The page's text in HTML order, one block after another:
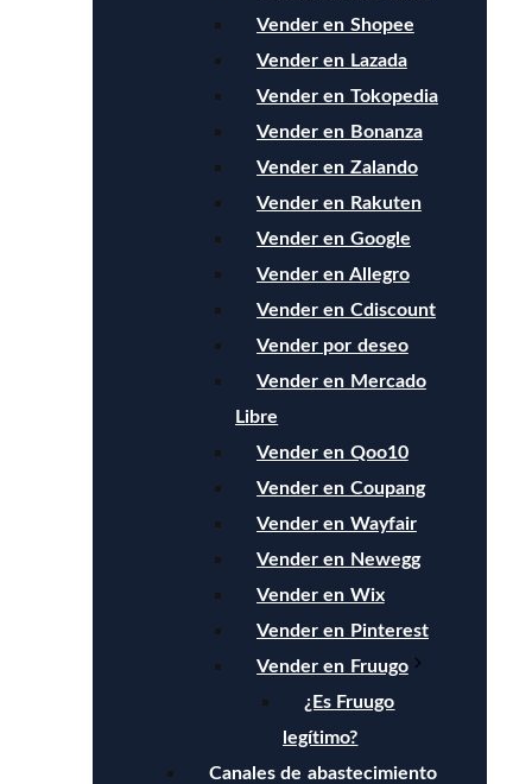
Vender en Shopee
Vender en Lazada
Vender en Tokopedia
Vender en Bonanza
Vender en Zalando
Vender en Rakuten
Vender en Google
Vender en Allegro
Vender en Cdiscount
Vender por deseo
Vender en Mercado
Libre
Vender en Qoo10
Vender en Coupang
Vender en Wayfair
Vender en Newegg
Vender en Wix
Vender en Pinterest
Vender en Fruugo
¿Es Fruugo
legítimo?
Canales de abastecimiento